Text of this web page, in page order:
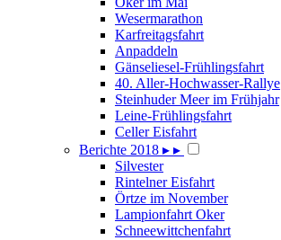
Wesermarathon
Karfreitagsfahrt
Anpaddeln
Gänseliesel-Frühlingsfahrt
40. Aller-Hochwasser-Rallye
Steinhuder Meer im Frühjahr
Leine-Frühlingsfahrt
Celler Eisfahrt
Berichte 2018 ▸ ▸
Silvester
Rintelner Eisfahrt
Örtze im November
Lampionfahrt Oker
Schneewittchenfahrt